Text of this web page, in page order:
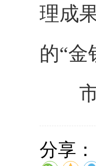
理成
的“金
市
分享：